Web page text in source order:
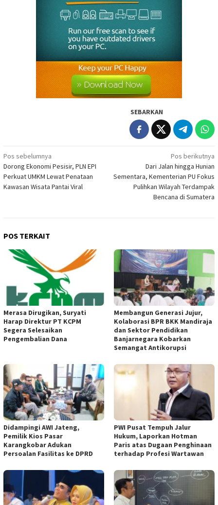
SEBARKAN
Navigasi
pos
Pos sebelumnya
Dorong Ekonomi Pesisir, PLN EPI
Perkuat UMKM Lewat Penataan
Kawasan Wisata Pantai Viral
Pos berikutnya
Dari Jalan hingga Hunian
Sementara, Kementerian PU Fokus
Pulihkan Wilayah Terdampak
Bencana di Sumatera
POS TERKAIT
Merasa Dirugikan, Suryati
Harap Direktur PT KCPM
Segera Selesaikan
Pengembalian Dana
Membangun Generasi Jujur,
Kolaborasi BPR BKK Mandiraja
dan Sektor Pendidikan
Banjarnegara Kobarkan
Semangat Antikorupsi
Didampingi AWI Jateng,
Pemilik Kios Pasar
Karangkobar Adukan
Persoalan Fasilitas ke DPRD
PWI Pusat Tempuh Jalur
Hukum, Laporkan Hotman
Paris atas Dugaan Penghinaan
terhadap Profesi Wartawan